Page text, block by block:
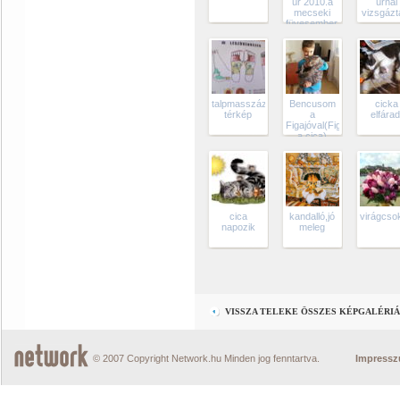
mecseki
talpmasszázs
térkép
Bencusom
a
Figajóval(Figaró
a cica)
cicka
cica
napozik
kandalló,jó
meleg
VISSZA TELEKE ÖSSZES
© 2007 Copyright Network.hu Minden jog fenntartva.